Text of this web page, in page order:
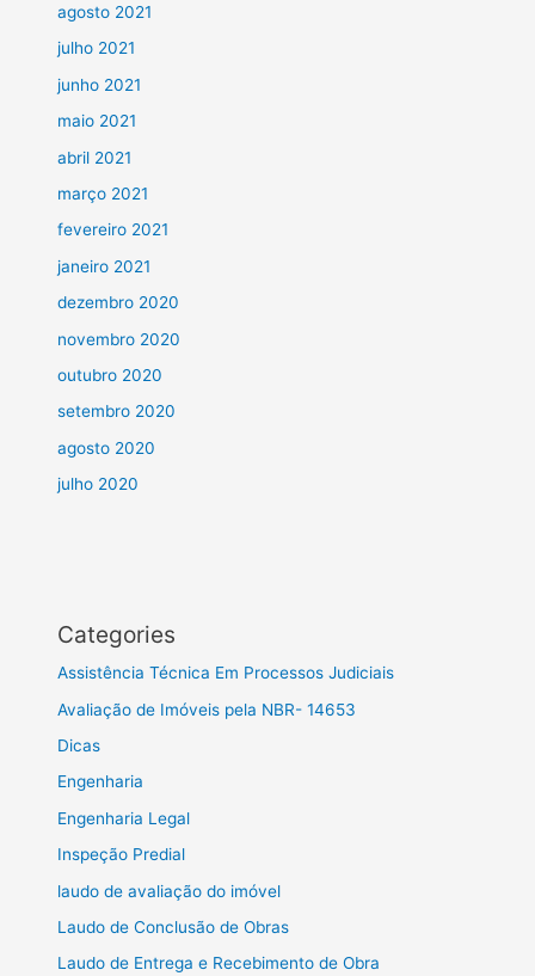
agosto 2021
julho 2021
junho 2021
maio 2021
abril 2021
março 2021
fevereiro 2021
janeiro 2021
dezembro 2020
novembro 2020
outubro 2020
setembro 2020
agosto 2020
julho 2020
Categories
Assistência Técnica Em Processos Judiciais
Avaliação de Imóveis pela NBR- 14653
Dicas
Engenharia
Engenharia Legal
Inspeção Predial
laudo de avaliação do imóvel
Laudo de Conclusão de Obras
Laudo de Entrega e Recebimento de Obra